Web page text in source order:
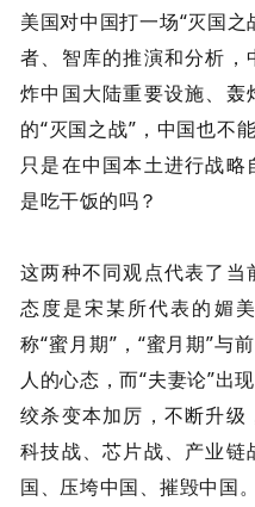
美国对中国打一场“灭国
者、智库的推演和分析
炸中国大陆重要设施、
的“灭国之战”，中国也不
只是在中国本土进行战
是吃干饭的吗？
这两种不同观点代表了当
态度是宋某所代表的媚
称“蜜月期”，“蜜月期”与
人的心态，而“夫妻论”出
绞杀变本加厉，不断升级
科技战、芯片战、产业链
国、压垮中国、摧毁中国